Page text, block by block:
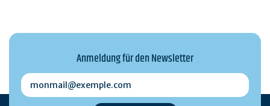
Anmeldung für den Newsletter
monmail@exemple.com